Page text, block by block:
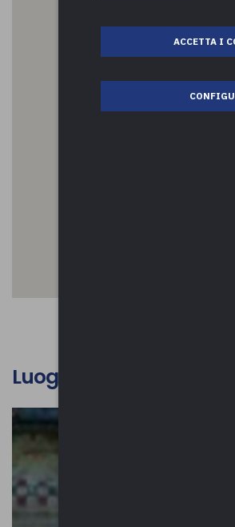
Luoghi d'interesse
ACCETTA I